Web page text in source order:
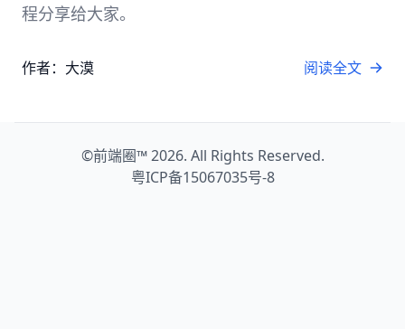
程分享给大家。
作者：大漠 阅读全文
©前端圈™2026. All Rights Reserved.
粤ICP备15067035号-8